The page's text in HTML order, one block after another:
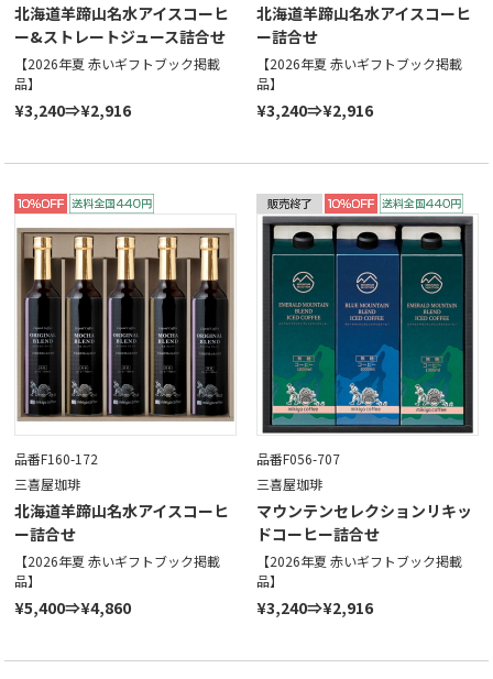
北海道羊蹄山名水アイスコーヒ
ー&ストレートジュース詰合せ
【2026年夏 赤いギフトブック掲載
品】
¥3,240⇒¥2,916
北海道羊蹄山名水アイスコーヒ
ー詰合せ
【2026年夏 赤いギフトブック掲載
品】
¥3,240⇒¥2,916
品番F160-172
三喜屋珈琲
北海道羊蹄山名水アイスコーヒ
ー詰合せ
【2026年夏 赤いギフトブック掲載
品】
¥5,400⇒¥4,860
品番F056-707
三喜屋珈琲
マウンテンセレクションリキッ
ドコーヒー詰合せ
【2026年夏 赤いギフトブック掲載
品】
¥3,240⇒¥2,916